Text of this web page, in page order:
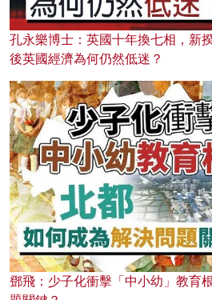
孔永樂博士：英國十年換七相，新
後英國經濟為何仍然低迷？
鄧飛：少子化衝擊「中小幼」教育